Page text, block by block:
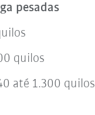
pesadas
quilos
até 1.300 quilos